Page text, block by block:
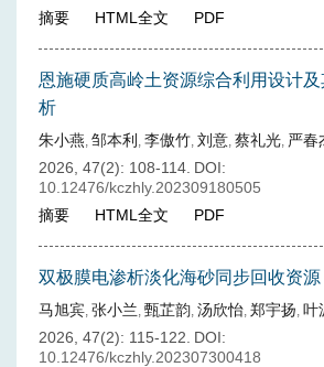
摘要
HTML全文 PDF
恩施硬质高岭土资源综合利用设计
析
朱小燕, 邹本利 , 李傲竹, 刘意, 蔡礼光, 严春
2026, 47(2): 108-114. DOI:
10.12476/kczhly.202309180505
摘要
HTML全文 PDF
双极膜电渗析淡化海砂同步回收资源
马旭宾, 张小兰, 甄芷韵, 汤欣怡, 郑宇扬, 叶
2026, 47(2): 115-122. DOI:
10.12476/kczhly.202307300418